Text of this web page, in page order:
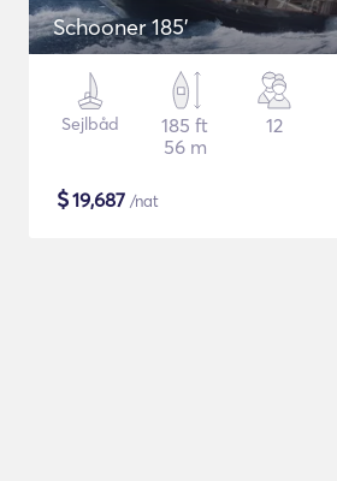
Schooner 185'
Sejlbåd
185 ft
56 m
12
$19,687 /nat